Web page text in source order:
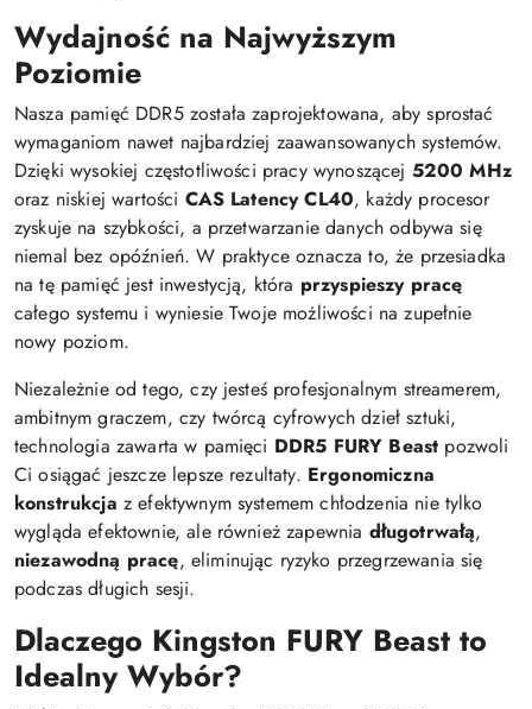
Wydajność na Najwyższym
Poziomie
Nasza pamięć DDR5 została zaprojektowana, aby sprostać
wymaganiom nawet najbardziej zaawansowanych systemów.
Dzięki wysokiej częstotliwości pracy wynoszącej 5200 MHz
oraz niskiej wartości CAS Latency CL40, każdy procesor
zyskuje na szybkości, a przetwarzanie danych odbywa się
niemal bez opóźnień. W praktyce oznacza to, że przesiadka
na tę pamięć jest inwestycją, która przyspieszy pracę
całego systemu i wyniesie Twoje możliwości na zupełnie
nowy poziom.
Niezależnie od tego, czy jesteś profesjonalnym streamerem,
ambitnym graczem, czy twórcą cyfrowych dzieł sztuki,
technologia zawarta w pamięci DDR5 FURY Beast pozwoli
Ci osiągać jeszcze lepsze rezultaty. Ergonomiczna
konstrukcja z efektywnym systemem chłodzenia nie tylko
wygląda efektownie, ale również zapewnia długotrwałą,
niezawodną pracę, eliminując ryzyko przegrzewania się
podczas długich sesji.
Dlaczego Kingston FURY Beast to
Idealny Wybór?